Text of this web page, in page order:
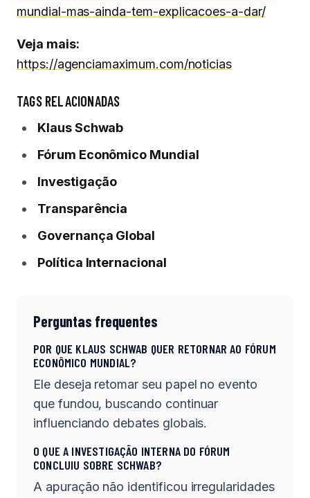
mundial-mas-ainda-tem-explicacoes-a-dar/
Veja mais:
https://agenciamaximum.com/noticias
TAGS RELACIONADAS
Klaus Schwab
Fórum Econômico Mundial
Investigação
Transparência
Governança Global
Política Internacional
Perguntas frequentes
POR QUE KLAUS SCHWAB QUER RETORNAR AO FÓRUM
ECONÔMICO MUNDIAL?
Ele deseja retomar seu papel no evento
que fundou, buscando continuar
influenciando debates globais.
O QUE A INVESTIGAÇÃO INTERNA DO FÓRUM
CONCLUIU SOBRE SCHWAB?
A apuração não identificou irregularidades